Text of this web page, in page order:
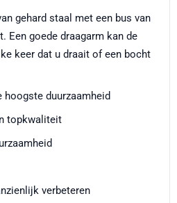
gehard staal met een bus van
Een goede draagarm kan de
keer dat u draait of een bocht
hoogste duurzaamheid
topkwaliteit
verbeteren